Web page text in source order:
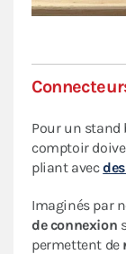
Pour un stand
comptoir
pliant avec
Imaginés par
de connexion
permettent de